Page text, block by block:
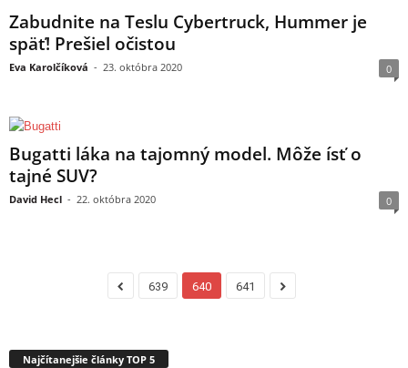
Zabudnite na Teslu Cybertruck, Hummer je
späť! Prešiel očistou
Eva Karolčíková - 23. októbra 2020 0
Bugatti láka na tajomný model. Môže ísť o
tajné SUV?
David Hecl - 22. októbra 2020 0
639 640 641
Najčítanejšie články TOP 5